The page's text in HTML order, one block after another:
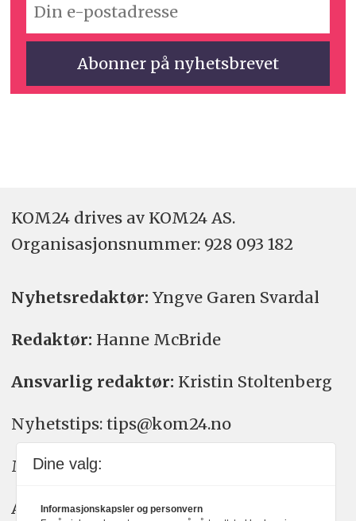
KOM24 drives av KOM24 AS.
Organisasjons­nummer: 928 093 182
Nyhetsredaktør: Yngve Garen Svardal
Redaktør: Hanne McBride
Ansvarlig redaktør: Kristin Stoltenberg
Nyhetstips: tips@kom24.no
Meninger: meninger@kom24.no
Annonse: annonse@watchmedia.no
Dine valg:
Informasjonskapsler og personvern